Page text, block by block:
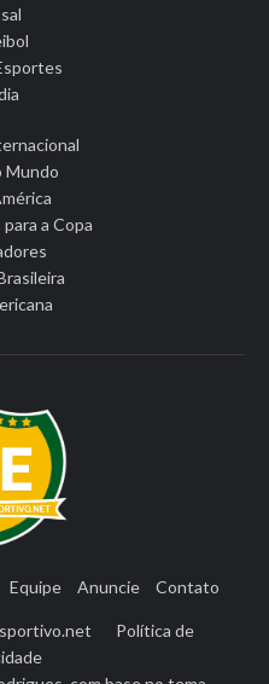
Mundo
a Copa
Equipe Anuncie Contato
Política de